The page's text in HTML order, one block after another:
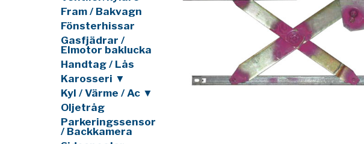
Fram / Bakvagn
Fönsterhissar
Gasfjädrar /
Elmotor baklucka
Handtag / Lås
Karosseri ▼
Kyl / Värme / Ac ▼
Oljetråg
Parkeringssensor
/ Backkamera